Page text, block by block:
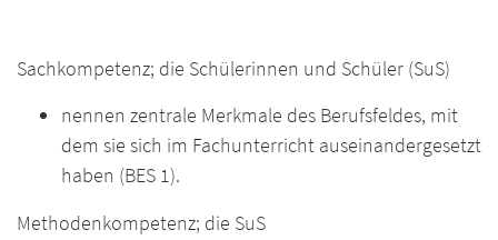
Sachkompetenz; die Schülerinnen und Schüler (SuS)
nennen zentrale Merkmale des Berufsfeldes, mit
dem sie sich im Fachunterricht auseinandergesetzt
haben (BES 1).
Methodenkompetenz; die SuS